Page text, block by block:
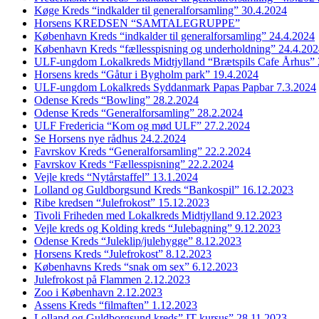
Køge Kreds “indkalder til generalforsamling” 30.4.2024
Horsens KREDSEN “SAMTALEGRUPPE”
København Kreds “indkalder til generalforsamling” 24.4.2024
København Kreds “fællesspisning og underholdning”
ULF-ungdom Lokalkreds Midtjylland “Brætspils Cafe Århus”
Horsens kreds “Gåtur i Bygholm park” 19.4.2024
ULF-ungdom Lokalkreds Syddanmark Papas Papbar 7.3.2024
Odense Kreds “Bowling” 28.2.2024
Odense Kreds “Generalforsamling” 28.2.2024
ULF Fredericia “Kom og mød ULF” 27.2.2024
Se Horsens nye rådhus 24.2.2024
Favrskov Kreds “Generalforsamling” 22.2.2024
Favrskov Kreds “Fællesspisning” 22.2.2024
Vejle kreds “Nytårstaffel” 13.1.2024
Lolland og Guldborgsund Kreds “Bankospil” 16.12.2023
Ribe kredsen “Julefrokost” 15.12.2023
Tivoli Friheden med Lokalkreds Midtjylland 9.12.2023
Vejle kreds og Kolding kreds “Julebagning” 9.12.2023
Odense Kreds “Juleklip/julehygge” 8.12.2023
Horsens Kreds “Julefrokost” 8.12.2023
Københavns Kreds “snak om sex” 6.12.2023
Julefrokost på Flammen 2.12.2023
Zoo i København 2.12.2023
Assens Kreds “filmaften” 1.12.2023